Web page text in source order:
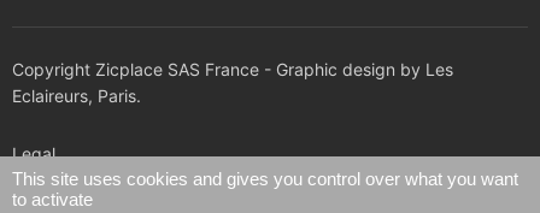
Copyright Zicplace SAS France - Graphic design by Les
Eclaireurs, Paris.
Legal
This site uses cookies and gives you control over what you want
to activate